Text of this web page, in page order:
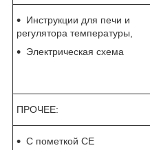
Инструкции для печи и
регулятора температуры,
Электрическая схема
ПРОЧЕЕ:
С пометкой CE